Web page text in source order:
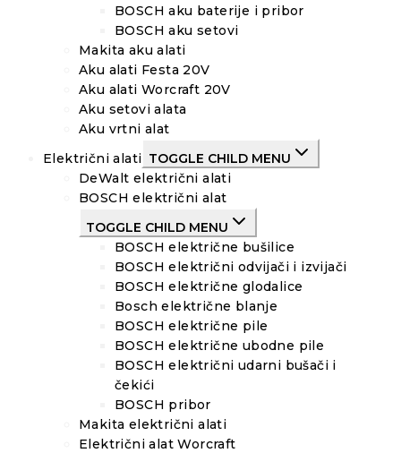
BOSCH aku baterije i pribor
BOSCH aku setovi
Makita aku alati
Aku alati Festa 20V
Aku alati Worcraft 20V
Aku setovi alata
Aku vrtni alat
Električni alati TOGGLE CHILD MENU
DeWalt električni alati
BOSCH električni alat
TOGGLE CHILD MENU
BOSCH električne bušilice
BOSCH električni odvijači i izvijači
BOSCH električne glodalice
Bosch električne blanje
BOSCH električne pile
BOSCH električne ubodne pile
BOSCH električni udarni bušači i
čekići
BOSCH pribor
Makita električni alati
Električni alat Worcraft